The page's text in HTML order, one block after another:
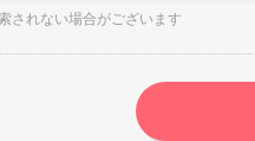
されない場合がございます